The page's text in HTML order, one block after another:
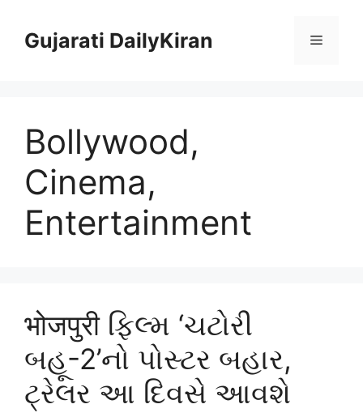
contentGujarati DailyKiran Menu
Bollywood,
Cinema,
Entertainment
भोजपुरी ફિલ્મ ‘ચટોરી
બહૂ-2’નો પોસ્ટર બહાર,
ટ્રેલર આ દિવસે આવશે